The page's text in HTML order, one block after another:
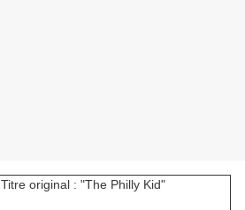
original : "The Philly Kid"